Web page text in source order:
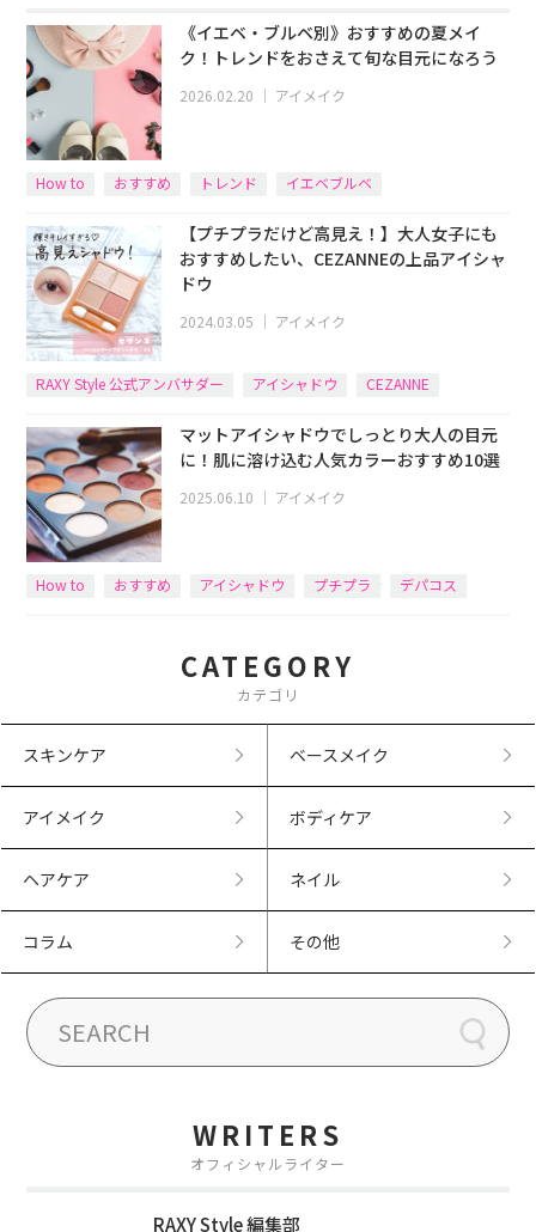
《イエベ・ブルベ別》おすすめの夏メイ
ク！トレンドをおさえて旬な目元になろう
2026.02.20 ｜ アイメイク
How to おすすめ トレンド イエベブルベ
【プチプラだけど高見え！】大人女子にも
おすすめしたい、CEZANNEの上品アイシャ
ドウ
2024.03.05 ｜ アイメイク
RAXY Style 公式アンバサダー アイシャドウ CEZANNE
マットアイシャドウでしっとり大人の目元
に！肌に溶け込む人気カラーおすすめ10選
2025.06.10 ｜ アイメイク
How to おすすめ アイシャドウ プチプラ デパコス
CATEGORY
カテゴリ
スキンケア ベースメイク
アイメイク ボディケア
ヘアケア ネイル
コラム その他
WRITERS
オフィシャルライター
RAXY Style 編集部